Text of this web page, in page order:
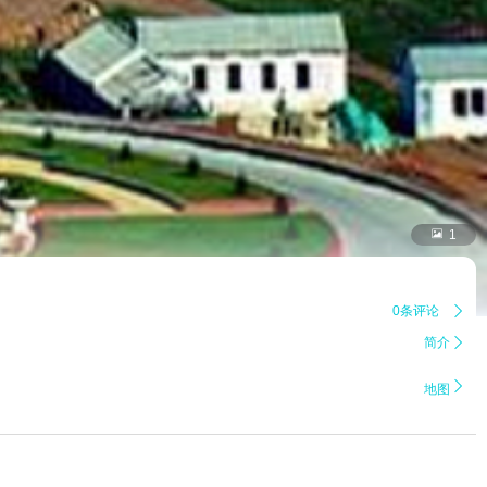
 1
0条评论 
简介 
地图 